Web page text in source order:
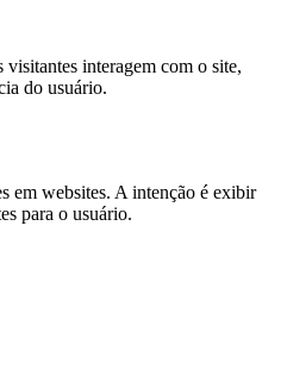
interagem com o site,
do usuário.
em websites. A intenção é exibir
para o usuário.